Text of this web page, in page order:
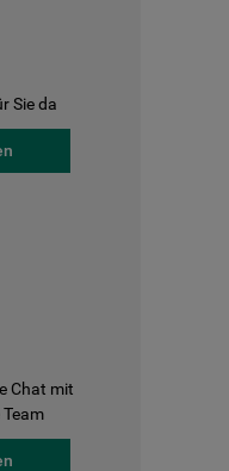
Sie da
Chat mit
Team